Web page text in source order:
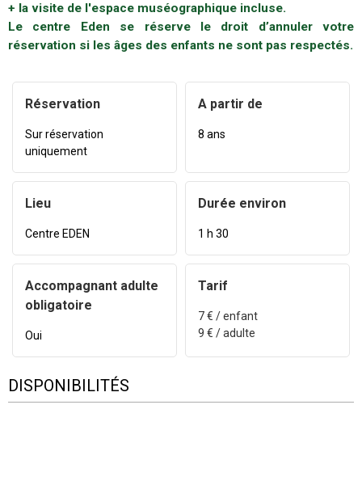
+ la visite de l'espace muséographique incluse.
Le centre Eden se réserve le droit d’annuler votre
réservation si les âges des enfants ne sont pas respectés.
Réservation
Sur réservation
uniquement
A partir de
8 ans
Lieu
Centre EDEN
Durée environ
1 h 30
Accompagnant adulte
obligatoire
Oui
Tarif
7€ / enfant
9 € / adulte
DISPONIBILITÉS